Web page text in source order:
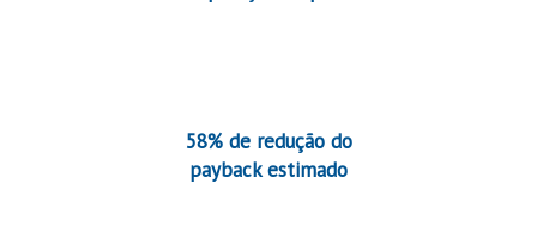
58% de redução do
payback estimado